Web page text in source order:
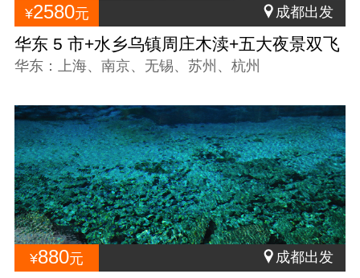
¥2580元 成都出发
华东 5 市+水乡乌镇周庄木渎+五大夜景双飞
六日游
华东：上海、南京、无锡、苏州、杭州
¥880元 成都出发